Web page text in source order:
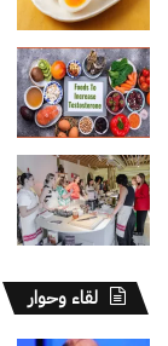
لقاء وحوار